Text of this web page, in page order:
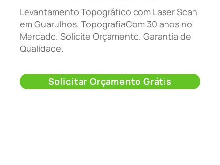
Levantamento Topográfico com Laser Scan
em Guarulhos. TopografiaCom 30 anos no
Mercado. Solicite Orçamento. Garantia de
Qualidade.
Solicitar Orçamento Grátis